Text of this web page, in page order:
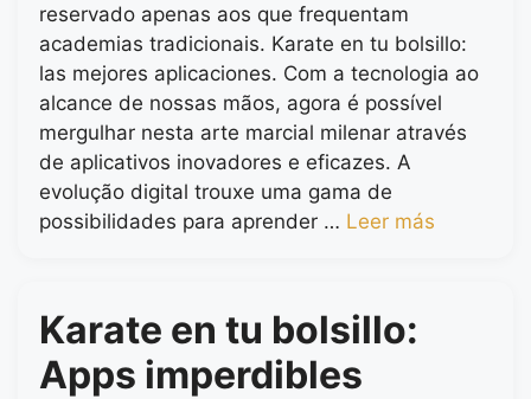
reservado apenas aos que frequentam
academias tradicionais. Karate en tu bolsillo:
las mejores aplicaciones. Com a tecnologia ao
alcance de nossas mãos, agora é possível
mergulhar nesta arte marcial milenar através
de aplicativos inovadores e eficazes. A
evolução digital trouxe uma gama de
possibilidades para aprender … Leer más
Karate en tu bolsillo:
Apps imperdibles